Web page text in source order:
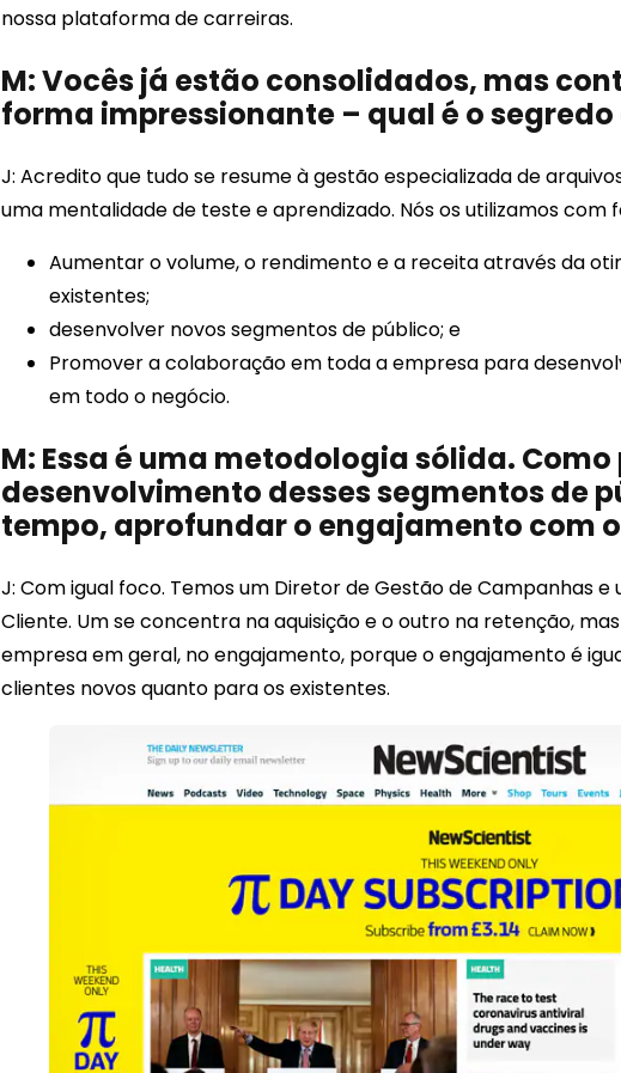
nossa plataforma de carreiras.
M: Vocês já estão consolidados, mas
forma impressionante – qual é o segredo
J: Acredito que tudo se resume à gestão especializada de
uma mentalidade de teste e aprendizado. Nós os utilizamos com
Aumentar o volume, o rendimento e a receita através da
existentes;
desenvolver novos segmentos de público; e
Promover a colaboração em toda a empresa para
em todo o negócio.
M: Essa é uma metodologia sólida.
desenvolvimento desses segmentos de
tempo, aprofundar o engajamento com
J: Com igual foco. Temos um Diretor de Gestão de Campanhas
Cliente. Um se concentra na aquisição e o outro na retenção,
empresa em geral, no engajamento, porque o engajamento é
clientes novos quanto para os existentes.